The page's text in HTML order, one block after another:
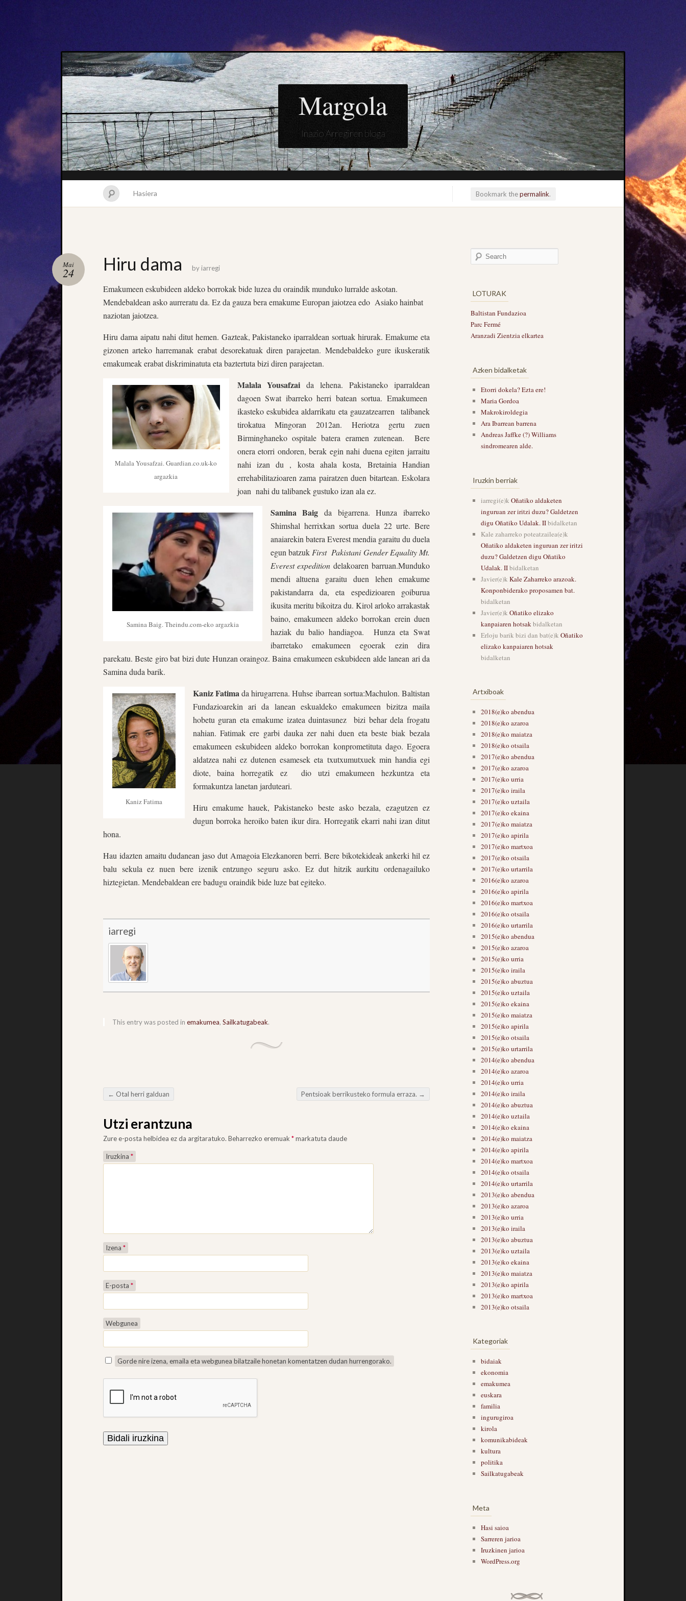
Margola
Inazio Arregiren bloga
Hasiera Bookmark thepermalink.
Hiru dama
Mai
24 by iarregi
Emakumeen eskubideen aldeko borrokak bide luzea du oraindik munduko lurralde askotan.
Mendebaldean asko aurreratu da. Ez da gauza bera emakume Europan jaiotzea edo Asiako hainbat
naziotan jaiotzea.
Hiru dama aipatu nahi ditut hemen. Gazteak, Pakistaneko iparraldean sortuak hirurak. Emakume eta
gizonen arteko harremanak erabat desorekatuak diren parajeetan. Mendebaldeko gure ikuskeratik
emakumeak erabat diskriminatuta eta baztertuta bizi diren parajeetan.
Malala Yousafzai. Guardian.co.uk-ko
argazkia
Malala Yousafzai da lehena. Pakistaneko iparraldean
dagoen Swat ibarreko herri batean sortua. Emakumeen
ikasteko eskubidea aldarrikatu eta gauzatzearren
talibanek
tirokatua Mingoran 2012an. Heriotza gertu zuen
Birminghaneko ospitale batera eramen zutenean.
Bere
onera etorri ondoren, berak egin nahi duena egiten jarraitu
nahi izan du , kosta ahala kosta, Bretainia Handian
errehabilitazioaren zama pairatzen duen bitartean. Eskolara
joan nahi du talibanek gustuko izan ala ez.
Samina Baig. Theindu.com-eko argazkia
Samina Baig da bigarrena. Hunza ibarreko
Shimshal herrixkan sortua duela 22 urte. Bere
anaiarekin batera Everest mendia garaitu du duela
egun batzuk First Pakistani Gender Equality Mt.
Everest expedition delakoaren barruan.Munduko
mendi altuena garaitu duen lehen emakume
pakistandarra da, eta espedizioaren goiburua
ikusita meritu bikoitza du. Kirol arloko arrakastak
baino, emakumeen aldeko borrokan erein duen
haziak du balio handiagoa.
Hunza eta Swat
ibarretako emakumeen egoerak ezin dira
parekatu. Beste giro bat bizi dute Hunzan oraingoz. Baina emakumeen eskubideen alde lanean ari da
Samina duda barik.
Kaniz Fatima
Kaniz Fatima da hirugarrena. Huhse ibarrean sortua:Machulon. Baltistan
Fundazioarekin ari da lanean eskualdeko emakumeen bizitza maila
hobetu guran eta emakume izatea duintasunez
bizi behar dela frogatu
nahian. Fatimak ere garbi dauka zer nahi duen eta beste biak bezala
emakumeen eskubideen aldeko borrokan konprometituta dago. Egoera
aldatzea nahi ez dutenen esamesek eta txutxumutxuek min handia egi
diote, baina horregatik ez
dio utzi emakumeen hezkuntza eta
formakuntza lanetan jarduteari.
Hiru emakume hauek, Pakistaneko beste asko bezala, ezagutzen ez
dugun borroka heroiko baten ikur dira. Horregatik ekarri nahi izan ditut
hona.
Hau idazten amaitu dudanean jaso dut Amagoia Elezkanoren berri. Bere bikotekideak ankerki hil ez
balu sekula ez nuen bere izenik entzungo seguru asko. Ez dut hitzik aurkitu ordenagailuko
hiztegietan. Mendebaldean ere badugu oraindik bide luze bat egiteko.
iarregi
This entry was posted in emakumea, Sailkatugabeak.
Post navigation
← Otal herri galduan Pentsioak berrikusteko formula erraza. →
Utzi erantzuna
Zure e-posta helbidea ez da argitaratuko. Beharrezko eremuak *markatuta daude
Iruzkina *
Izena *
E-posta *
Webgunea
Gorde nire izena, emaila eta webgunea bilatzaile honetan komentatzen dudan hurrengorako.
LOTURAK
Baltistan Fundazioa
Parc Fermé
Aranzadi Zientzia elkartea
Azken bidalketak
Etorri dokela? Ezta ere!
Maria Gordoa
Makrokiroldegia
Ara Ibarrean barrena
Andreas Jaffke (?) Williams
sindromearen alde.
Iruzkin berriak
iarregi(e)k Oñatiko aldaketen
inguruan zer iritzi duzu? Galdetzen
digu Oñatiko Udalak. IIbidalketan
Kale zaharreko poteatzailea(e)k
Oñatiko aldaketen inguruan zer iritzi
duzu? Galdetzen digu Oñatiko
Udalak. IIbidalketan
Javier(e)k Kale Zaharreko arazoak.
Konponbiderako proposamen bat.
bidalketan
Javier(e)k Oñatiko elizako
kanpaiaren hotsakbidalketan
Erloju barik bizi dan bat(e)k Oñatiko
elizako kanpaiaren hotsak
bidalketan
Artxiboak
2018(e)ko abendua
2018(e)ko azaroa
2018(e)ko maiatza
2018(e)ko otsaila
2017(e)ko abendua
2017(e)ko azaroa
2017(e)ko urria
2017(e)ko iraila
2017(e)ko uztaila
2017(e)ko ekaina
2017(e)ko maiatza
2017(e)ko apirila
2017(e)ko martxoa
2017(e)ko otsaila
2017(e)ko urtarrila
2016(e)ko azaroa
2016(e)ko apirila
2016(e)ko martxoa
2016(e)ko otsaila
2016(e)ko urtarrila
2015(e)ko abendua
2015(e)ko azaroa
2015(e)ko urria
2015(e)ko iraila
2015(e)ko abuztua
2015(e)ko uztaila
2015(e)ko ekaina
2015(e)ko maiatza
2015(e)ko apirila
2015(e)ko otsaila
2015(e)ko urtarrila
2014(e)ko abendua
2014(e)ko azaroa
2014(e)ko urria
2014(e)ko iraila
2014(e)ko abuztua
2014(e)ko uztaila
2014(e)ko ekaina
2014(e)ko maiatza
2014(e)ko apirila
2014(e)ko martxoa
2014(e)ko otsaila
2014(e)ko urtarrila
2013(e)ko abendua
2013(e)ko azaroa
2013(e)ko urria
2013(e)ko iraila
2013(e)ko abuztua
2013(e)ko uztaila
2013(e)ko ekaina
2013(e)ko maiatza
2013(e)ko apirila
2013(e)ko martxoa
2013(e)ko otsaila
Kategoriak
bidaiak
ekonomia
emakumea
euskara
familia
ingurugiroa
kirola
komunikabideak
kultura
politika
Sailkatugabeak
Meta
Hasi saioa
Sarreren jarioa
Iruzkinen jarioa
WordPress.org